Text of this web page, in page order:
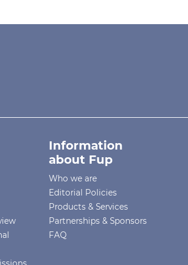
Information
about Fup
Who we are
Editorial Policies
Products & Services
Partnerships & Sponsors
FAQ